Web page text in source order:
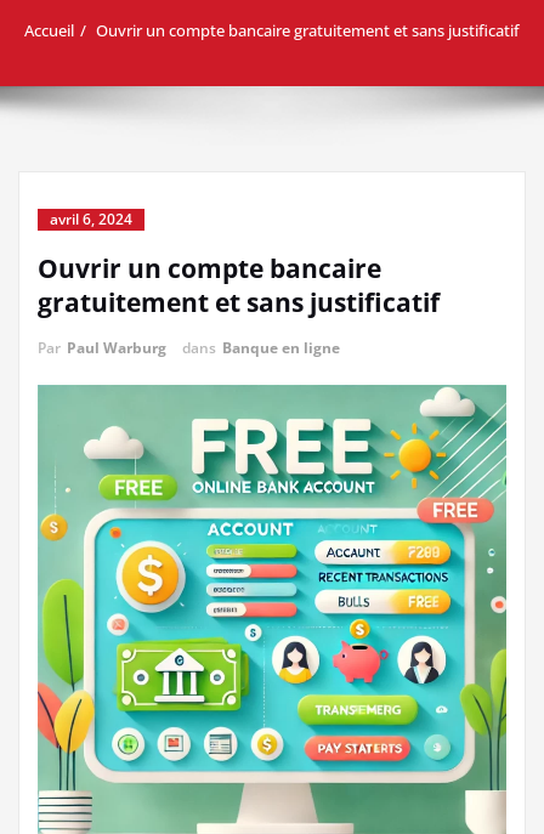
Accueil Ouvrir un compte bancaire gratuitement et sans justificatif
avril 6, 2024
Ouvrir un compte bancaire
gratuitement et sans justificatif
Par Paul Warburg dans Banque en ligne